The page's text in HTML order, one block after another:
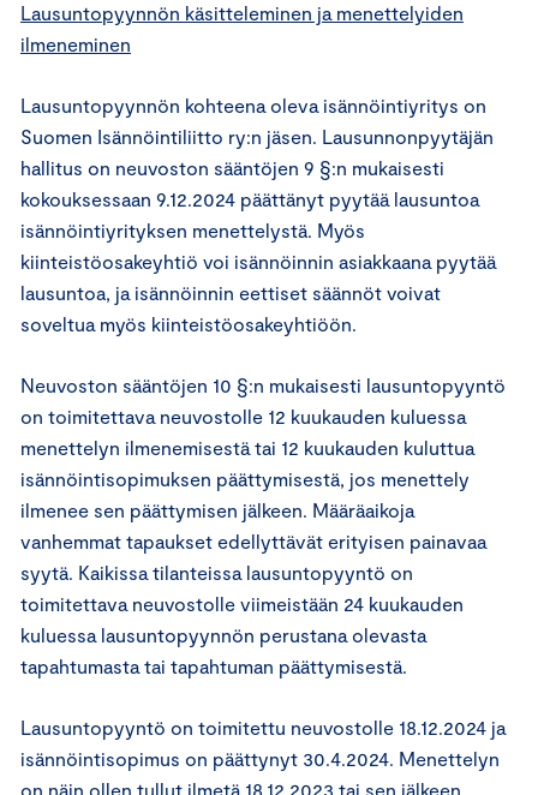
Lausuntopyynnön käsitteleminen ja menettelyiden
ilmeneminen
Lausuntopyynnön kohteena oleva isännöintiyritys on
Suomen Isännöintiliitto ry:n jäsen. Lausunnonpyytäjän
hallitus on neuvoston sääntöjen 9 §:n mukaisesti
kokouksessaan 9.12.2024 päättänyt pyytää lausuntoa
isännöintiyrityksen menettelystä. Myös
kiinteistöosakeyhtiö voi isännöinnin asiakkaana pyytää
lausuntoa, ja isännöinnin eettiset säännöt voivat
soveltua myös kiinteistöosakeyhtiöön.
Neuvoston sääntöjen 10 §:n mukaisesti lausuntopyyntö
on toimitettava neuvostolle 12 kuukauden kuluessa
menettelyn ilmenemisestä tai 12 kuukauden kuluttua
isännöintisopimuksen päättymisestä, jos menettely
ilmenee sen päättymisen jälkeen. Määräaikoja
vanhemmat tapaukset edellyttävät erityisen painavaa
syytä. Kaikissa tilanteissa lausuntopyyntö on
toimitettava neuvostolle viimeistään 24 kuukauden
kuluessa lausuntopyynnön perustana olevasta
tapahtumasta tai tapahtuman päättymisestä.
Lausuntopyyntö on toimitettu neuvostolle 18.12.2024 ja
isännöintisopimus on päättynyt 30.4.2024. Menettelyn
on näin ollen tullut ilmetä 18.12.2023 tai sen jälkeen.